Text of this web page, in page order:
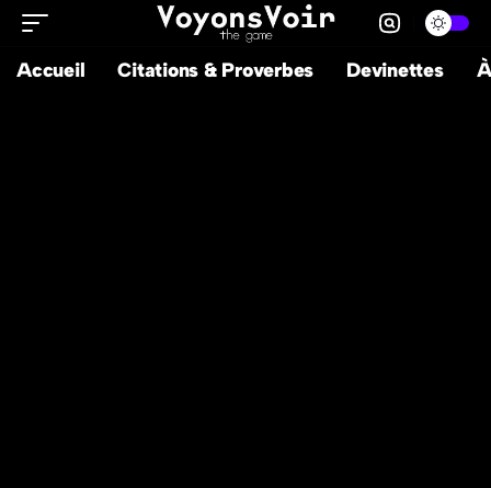
Accueil Citations & Proverbes Devinettes